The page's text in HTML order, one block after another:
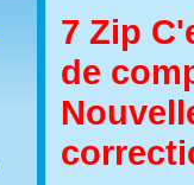
7 Zip
de